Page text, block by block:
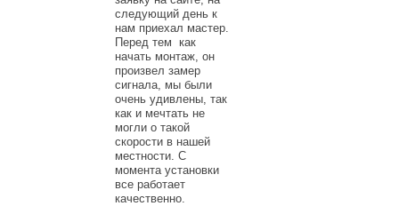
следующий день к
нам приехал мастер.
Перед тем как
начать монтаж, он
произвел замер
сигнала, мы были
очень удивлены, так
как и мечтать не
могли о такой
скорости в нашей
местности. С
момента установки
все работает
качественно.